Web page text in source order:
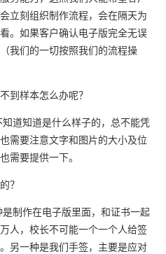
立刻组织制作流程，会在隔天为
。如果客户确认电子版完全无误
我们的一切按照我们的流程操
到样本怎么办呢？
道知道是什么样子的，总不能凭
需要注意文字和图片的大小及位
需要提供一下。
？
制作在电子版里面，和证书一起
人，校长不可能一个一个人给签
另一种是我们手签，主要是应对